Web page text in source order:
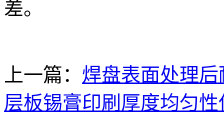
差。
上一篇： 焊盘表面处理
层板锡膏印刷厚度均匀